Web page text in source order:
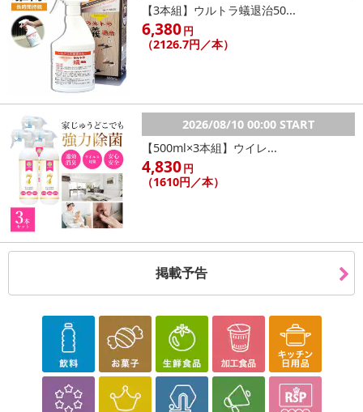
【3本組】ウルトラ蟻退治50...
6,380円
（2126.7円／本）
2026/08/10 00:00 START
【500ml×3本組】ウイレ...
4,830円
（1610円／本）
掲載予告